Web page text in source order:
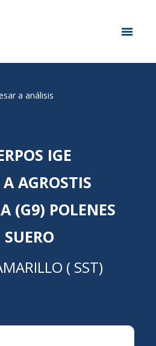
a análisis
IGE
A AGROSTIS
(G9) POLENES
( SST)